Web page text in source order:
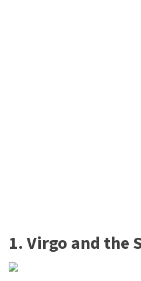
1. Virgo and the